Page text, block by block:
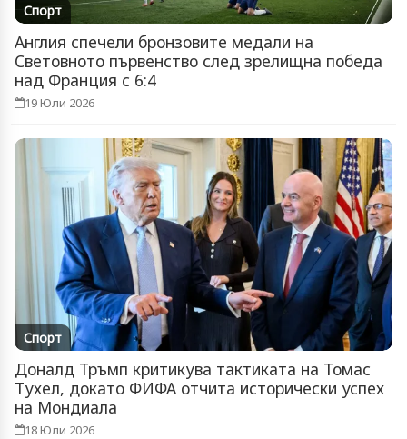
Спорт
Англия спечели бронзовите медали на
Световното първенство след зрелищна победа
над Франция с 6:4
19 Юли 2026
Спорт
Доналд Тръмп критикува тактиката на Томас
Тухел, докато ФИФА отчита исторически успех
на Мондиала
18 Юли 2026